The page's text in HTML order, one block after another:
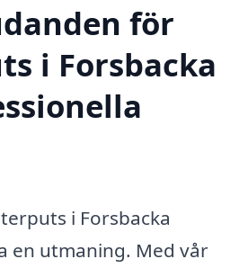
för
i Forsbacka
i Forsbacka
en utmaning. Med vår